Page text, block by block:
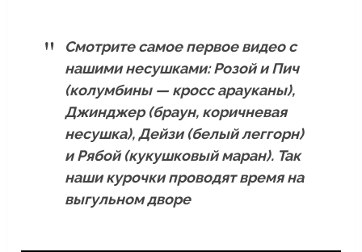
Смотрите самое первое видео с
нашими несушками: Розой и Пич
(колумбины — кросс арауканы),
Джинджер (браун, коричневая
несушка), Дейзи (белый леггорн)
и Рябой (кукушковый маран). Так
наши курочки проводят время на
выгульном дворе